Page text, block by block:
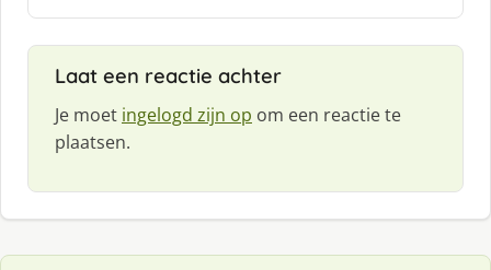
:
Laat een reactie achter
Je moet ingelogd zijn op om een reactie te
plaatsen.